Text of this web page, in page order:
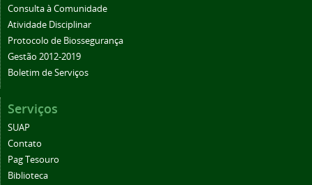
Consulta à Comunidade
Atividade Disciplinar
Protocolo de Biossegurança
Gestão 2012-2019
Boletim de Serviços
Serviços
SUAP
Contato
Pag Tesouro
Biblioteca